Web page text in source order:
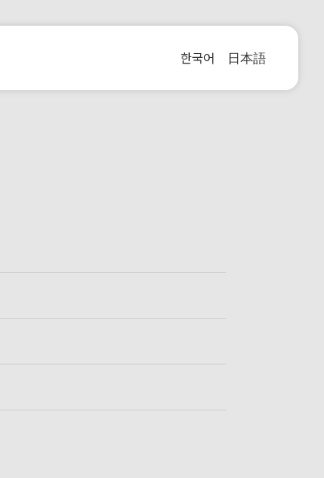
한국어 日本語